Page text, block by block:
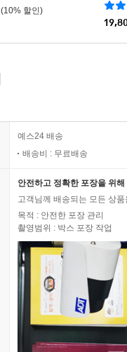
(10% 할인)
예스24 배송
배송비 : 무료배송
안전하고 정확한 포장을 위
고객님께 배송되는 모든 상
목적 : 안전한 포장 관리
촬영범위 : 박스 포장 작업